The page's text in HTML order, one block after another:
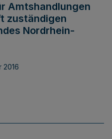
Amtshandlungen
zuständigen
Nordrhein-
2016